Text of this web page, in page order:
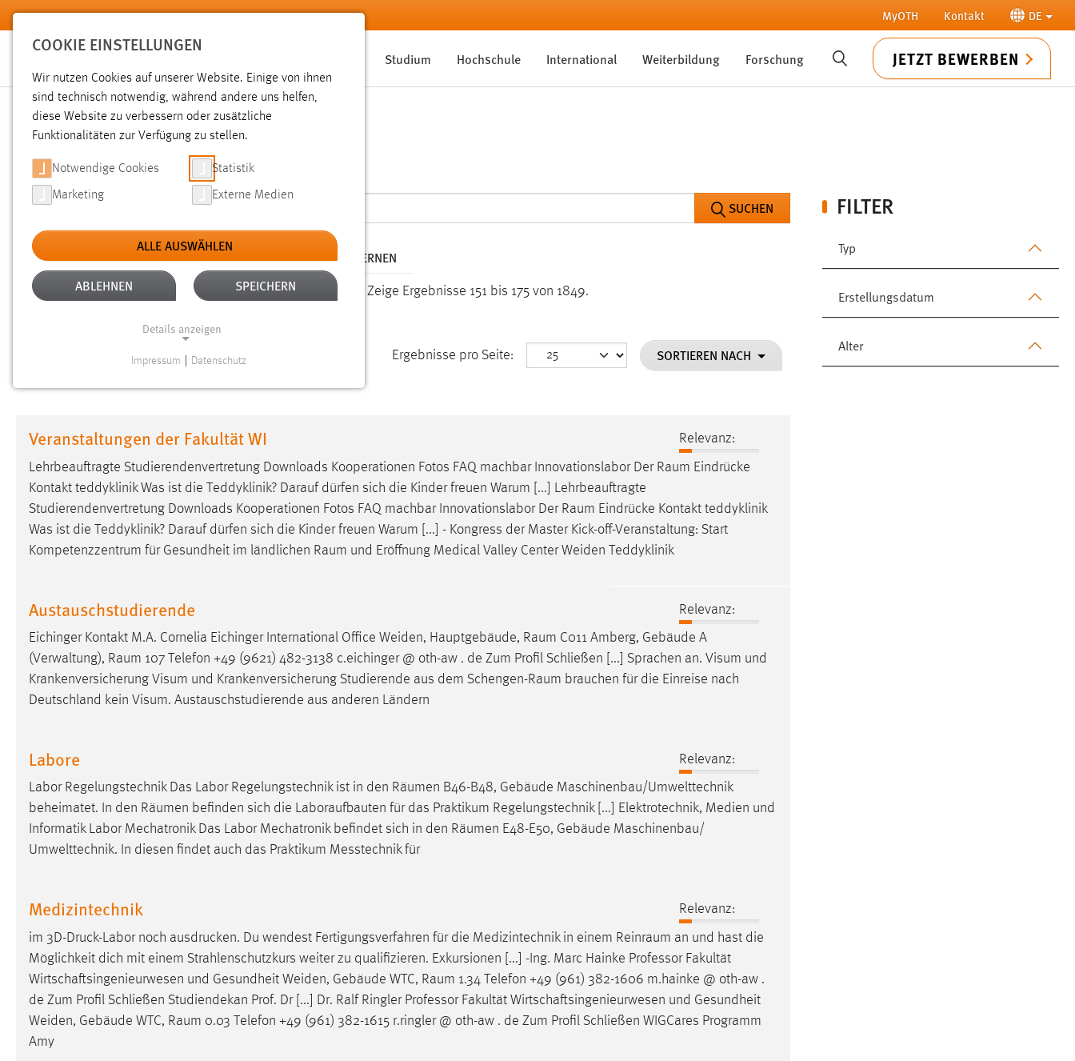
Zum Hauptinhalt springen MyOTH Kontakt DE
Studium Hochschule International Weiterbildung Forschung SUCHE JETZT BEWERBEN
SUCHE
FILTER
Typ
Erstellungsdatum
Alter
SUCHEN
Aktive Filter: ALTER: ÜBER EIN JAHR ALLE FILTER ENTFERNEN
Gesucht nach "raum". Es wurden 1849 Ergebnisse gefunden. Zeige Ergebnisse 151 bis 175 von 1849.
Ergebnisse pro Seite: SORTIEREN NACH
Veranstaltungen der Fakultät WI
Relevanz:
Lehrbeauftragte Studierendenvertretung Downloads Kooperationen Fotos FAQ machbar Innovationslabor Der Raum Eindrücke
Kontakt teddyklinik Was ist die Teddyklinik? Darauf dürfen sich die Kinder freuen Warum [...] Lehrbeauftragte
Studierendenvertretung Downloads Kooperationen Fotos FAQ machbar Innovationslabor Der Raum Eindrücke Kontakt teddyklinik
Was ist die Teddyklinik? Darauf dürfen sich die Kinder freuen Warum [...] - Kongress der Master Kick-off-Veranstaltung: Start
Kompetenzzentrum für Gesundheit im ländlichen Raum und Eröffnung Medical Valley Center Weiden Teddyklinik
Austauschstudierende
Relevanz:
Eichinger Kontakt M.A. Cornelia Eichinger International Office Weiden, Hauptgebäude, Raum C011 Amberg, Gebäude A
(Verwaltung), Raum 107 Telefon +49 (9621) 482-3138 c.eichinger @ oth-aw . de Zum Profil Schließen [...] Sprachen an. Visum und
Krankenversicherung Visum und Krankenversicherung Studierende aus dem Schengen-Raum brauchen für die Einreise nach
Deutschland kein Visum. Austauschstudierende aus anderen Ländern
Labore
Relevanz:
Labor Regelungstechnik Das Labor Regelungstechnik ist in den Räumen B46-B48, Gebäude Maschinenbau/Umwelttechnik
beheimatet. In den Räumen befinden sich die Laboraufbauten für das Praktikum Regelungstechnik [...] Elektrotechnik, Medien und
Informatik Labor Mechatronik Das Labor Mechatronik befindet sich in den Räumen E48-E50, Gebäude Maschinenbau/
Umwelttechnik. In diesen findet auch das Praktikum Messtechnik für
Medizintechnik
Relevanz:
im 3D-Druck-Labor noch ausdrucken. Du wendest Fertigungsverfahren für die Medizintechnik in einem Reinraum an und hast die
Möglichkeit dich mit einem Strahlenschutzkurs weiter zu qualifizieren. Exkursionen [...] -Ing. Marc Hainke Professor Fakultät
Wirtschaftsingenieurwesen und Gesundheit Weiden, Gebäude WTC, Raum 1.34 Telefon +49 (961) 382-1606 m.hainke @ oth-aw .
de Zum Profil Schließen Studiendekan Prof. Dr [...] Dr. Ralf Ringler Professor Fakultät Wirtschaftsingenieurwesen und Gesundheit
Weiden, Gebäude WTC, Raum 0.03 Telefon +49 (961) 382-1615 r.ringler @ oth-aw . de Zum Profil Schließen WIGCares Programm
Amy
COOKIE EINSTELLUNGEN
Wir nutzen Cookies auf unserer Website. Einige von ihnen
sind technisch notwendig, während andere uns helfen,
diese Website zu verbessern oder zusätzliche
Funktionalitäten zur Verfügung zu stellen.
Notwendige Cookies Statistik
Marketing Externe Medien
ALLE AUSWÄHLEN
ABLEHNEN SPEICHERN
Details anzeigen
Website erforderlich.
Einverständnis
Name: cookie_consent
ausgewählten Einverständnis-Optionen
Cookie Laufzeit: 1 Jahr
Performance
Name: staticfilecache
Sprachpräferenz
Name: site-language-preference
Zweck:
Das Cookie speichert die gewählte
Cookie Laufzeit:
Chat
Name:
MibewSessionID, MIBEW_UserID,
mibew_locale, mibew-chat-frame-style-
5e9dbeb1811c0446
Impressum Datenschutz